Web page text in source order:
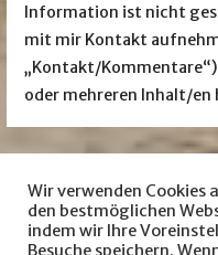
Information ist nicht
mit mir Kontakt
„Kontakt/
oder mehreren Inhalt/en
Besuche mich auch
Wir verwenden Cookies
den bestmöglichen
indem wir Ihre
Besuche speichern.